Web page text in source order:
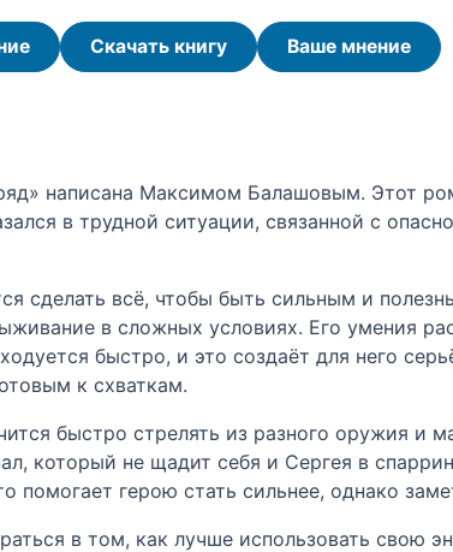
Скачать книгу Ваше мнение
написана Максимом Балашовым. Этот
в трудной ситуации, связанной с
сделать всё, чтобы быть сильным и
в сложных условиях. Его умения
быстро, и это создаёт для него
к схваткам.
быстро стрелять из разного оружия и
который не щадит себя и Сергея в
помогает герою стать сильнее, однако
в том, как лучше использовать свою